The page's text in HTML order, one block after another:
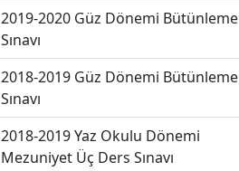
2019-2020 Güz Dönemi Bütünleme
Sınavı
2018-2019 Güz Dönemi Bütünleme
Sınavı
2018-2019 Yaz Okulu Dönemi
Mezuniyet Üç Ders Sınavı